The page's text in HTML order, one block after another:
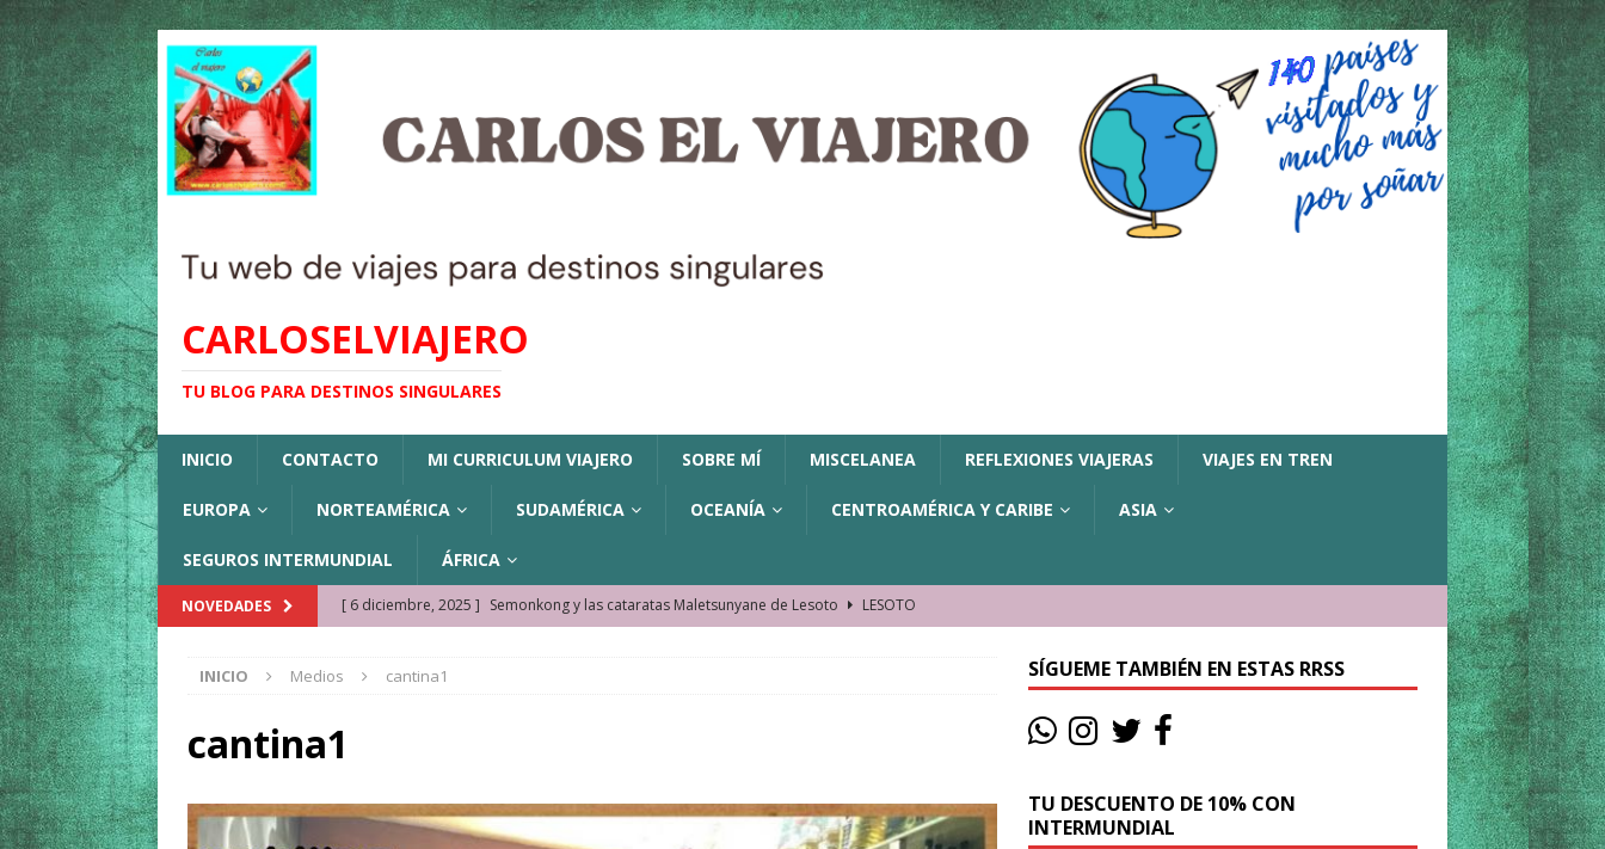
CARLOSELVIAJERO
TU BLOG PARA DESTINOS SINGULARES
INICIO CONTACTO MI CURRICULUM VIAJERO SOBRE MÍ MISCELANEA REFLEXIONES VIAJERAS VIAJES EN TREN
EUROPA NORTEAMÉRICA SUDAMÉRICA OCEANÍA CENTROAMÉRICA Y CARIBE ASIA
SEGUROS INTERMUNDIAL ÁFRICA
NOVEDADES [ 6 diciembre, 2025 ] Semonkong y las cataratas Maletsunyane de Lesoto
LESOTO
KAZAJISTÁN
[ 22 noviembre, 2025 ]
[ 9 octubre, 2025 ] JAMAICA. La historia de la misteriosa avioneta de la playa
JAMAICA
INICIO Medios cantina1
cantina1
SÍGUEME TAMBIÉN EN ESTAS RRSS
TU DESCUENTO DE 10% CON
INTERMUNDIAL